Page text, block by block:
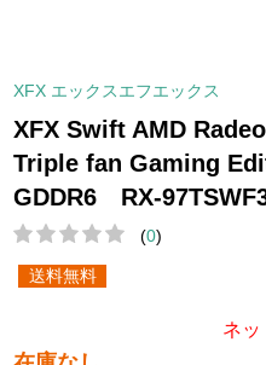
XFX エックスエフエックス
XFX Swift AMD
Triple fan Gaming
GDDR6 RX-
(0)
送料無料
ネッ